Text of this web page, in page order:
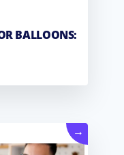
BALLOONS:
→